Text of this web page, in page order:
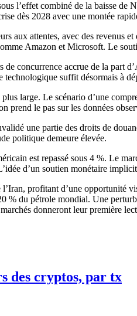
l’effet combiné de la baisse
dès 2028 avec une montée
aux attentes, avec des revenus
Amazon et Microsoft. Le
de concurrence accrue de la part
suffit désormais à
large. Le scénario d’une
prend le pas sur les données
une partie des droits de
politique demeure élevée.
est repassé sous 4 %. Le
d’un soutien monétaire
profitant d’une opportunité
% du pétrole mondial. Une
donneront leur première
des cryptos, par tx